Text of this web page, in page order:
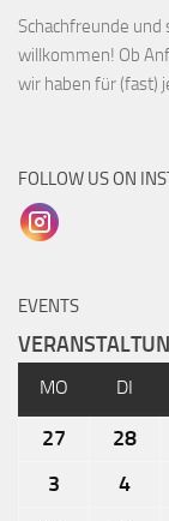
Schachfreunde und
willkommen! Ob
wir haben für (fast)
FOLLOW US ON
EVENTS
MO DI
27 28
3
4